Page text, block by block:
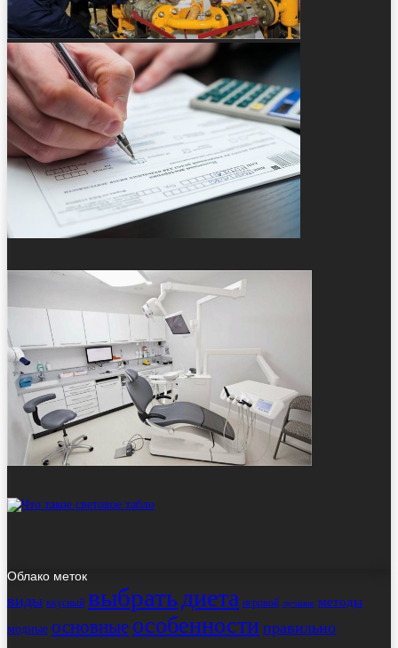
Облако меток
виды вкусный выбратьдиета игровой лучшие методы
модные основные особенности правильно